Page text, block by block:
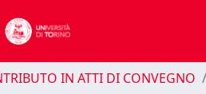
IN ATTI DI CONVEGNO